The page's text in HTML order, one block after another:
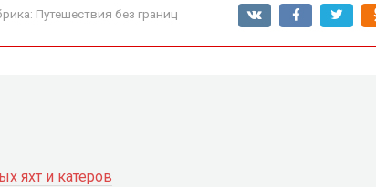
Путешествия без границ
яхт и катеров